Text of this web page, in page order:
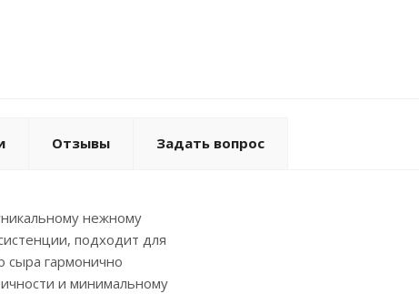
Отзывы Задать вопрос
нежному
подходит для
сыра гармонично
и минимальному